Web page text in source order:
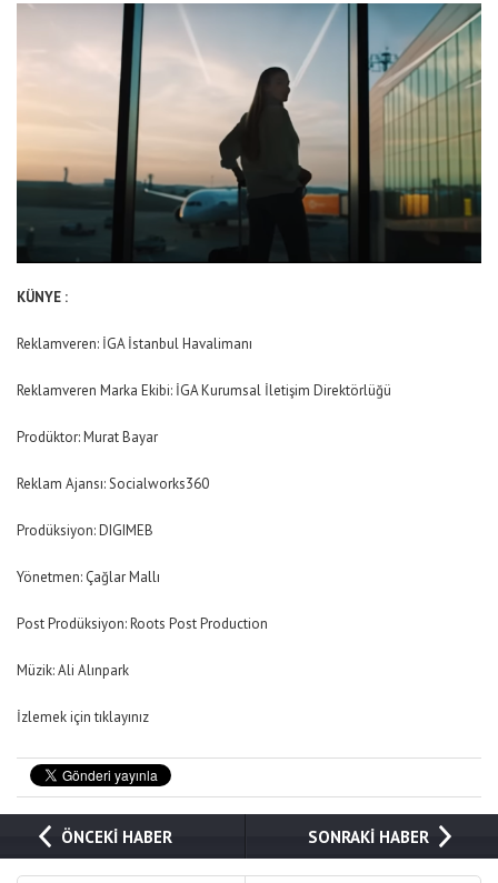
KÜNYE :
Reklamveren: İGA İstanbul Havalimanı
Reklamveren Marka Ekibi: İGA Kurumsal İletişim Direktörlüğü
Prodüktor: Murat Bayar
Reklam Ajansı: Socialworks360
Prodüksiyon: DIGIMEB
Yönetmen: Çağlar Mallı
Post Prodüksiyon: Roots Post Production
Müzik: Ali Alınpark
İzlemek için tıklayınız
ÖNCEKİ HABER SONRAKİ HABER